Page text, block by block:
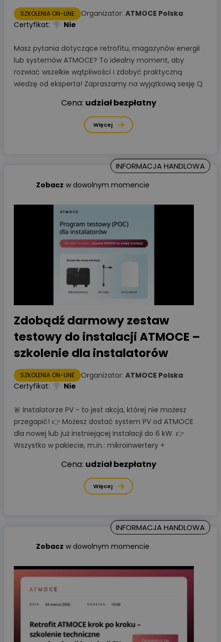
SZKOLENIA ON-LINE Organizator: ATMOCE Polska
Certyfikat:
Nie
Masz pytania dotyczące retrofitu, magazynów energii
lub systemów ATMOCE? To idealny moment, aby
rozwiać wszelkie wątpliwości i zdobyć praktyczną
wiedzę od eksperta! Zapraszamy na wyjątkową sesję Q
Cena: udział bezpłatny
Więcej
INFORMACJA HANDLOWA
Zobacz w dowolnym momencie
Zdobądź darmowy zestaw
testowy do instalacji ATMOCE –
szkolenie dla instalatorów
SZKOLENIA ON-LINE Organizator: ATMOCE Polska
Certyfikat:
Nie
🚨 Instalatorze PV - to jest akcja, której nie możesz
przegapić! 👉 Możesz dostać system PV od ATMOCE
dla nowej lub już instniejącej instalacji do 6 kW. 👉
Wszystko w pakiecie, m.in.: mikroinwertery +
Cena: udział bezpłatny
Więcej
INFORMACJA HANDLOWA
Zobacz w dowolnym momencie